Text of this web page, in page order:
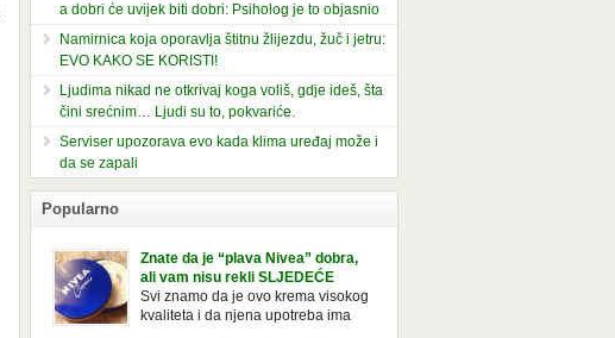
a dobri će uvijek biti dobri: Psiholog je to objasnio
Namirnica koja oporavlja štitnu žlijezdu, žuč i jetru:
EVO KAKO SE KORISTI!
Ljudima nikad ne otkrivaj koga voliš, gdje ideš, šta
čini srećnim… Ljudi su to, pokvariće.
Serviser upozorava evo kada klima uređaj može i
da se zapali
Popularno
Znate da je “plava Nivea” dobra,
ali vam nisu rekli SLJEDEĆE
Svi znamo da je ovo krema visokog
kvaliteta i da njena upotreba ima